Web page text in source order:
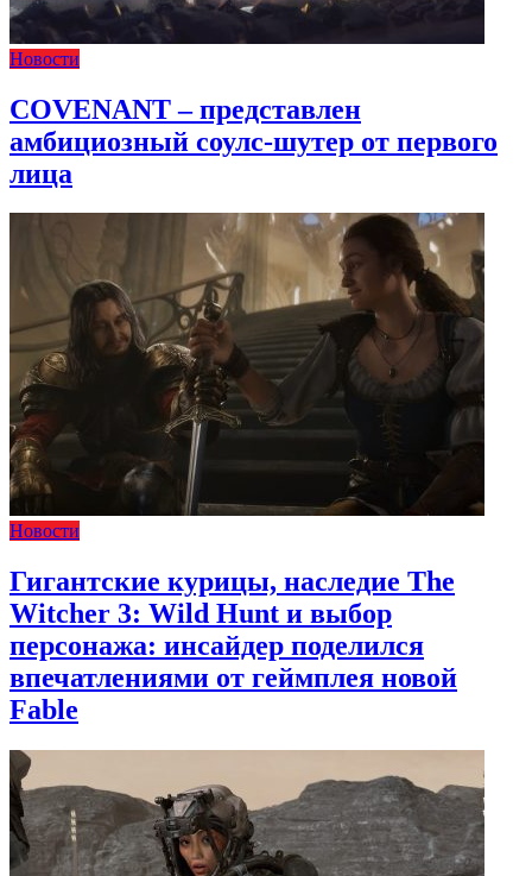
Новости
COVENANT – представлен
амбициозный соулс-шутер от первого
лица
Новости
Гигантские курицы, наследие The
Witcher 3: Wild Hunt и выбор
персонажа: инсайдер поделился
впечатлениями от геймплея новой
Fable